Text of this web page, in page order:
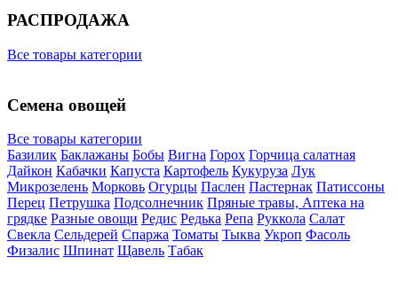
РАСПРОДАЖА
Все товары категории
Семена овощей
Все товары категории
Базилик Баклажаны Бобы Вигна Горох Горчица салатная
Дайкон Кабачки Капуста Картофель Кукуруза Лук
Микрозелень Морковь Огурцы Паслен Пастернак Патиссоны
Перец Петрушка Подсолнечник Пряные травы, Аптека на
грядке Разные овощи Редис Редька Репа Руккола Салат
Свекла Сельдерей Спаржа Томаты Тыква Укроп Фасоль
Физалис Шпинат Щавель Табак